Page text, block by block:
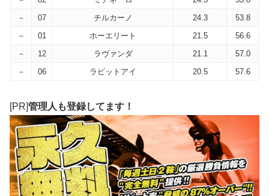
－
07 チルカーノ 24.3
53.8
－
01 ホーエリート 21.5
56.6
－
12 ラヴァンダ 21.1
57.0
－
06 ラビットアイ 20.5 57.6
[PR]管理人も登録してます！